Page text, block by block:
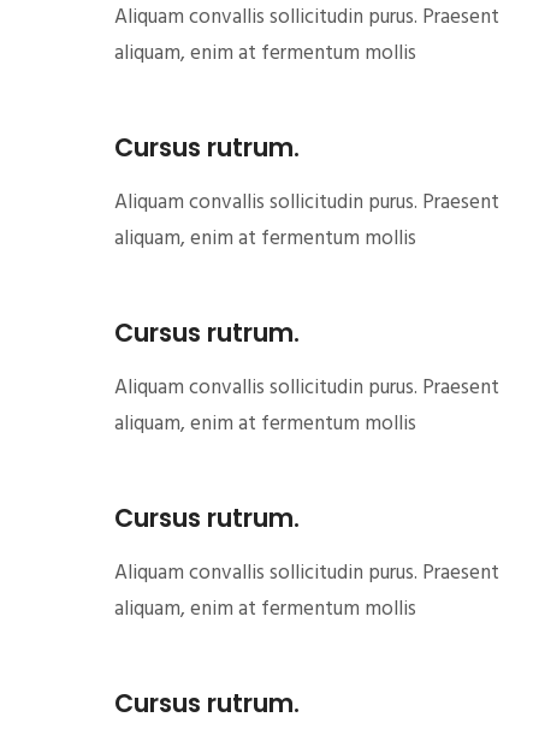
Aliquam convallis sollicitudin purus. Praesent
aliquam, enim at fermentum mollis
Cursus rutrum.
Aliquam convallis sollicitudin purus. Praesent
aliquam, enim at fermentum mollis
Cursus rutrum.
Aliquam convallis sollicitudin purus. Praesent
aliquam, enim at fermentum mollis
Cursus rutrum.
Aliquam convallis sollicitudin purus. Praesent
aliquam, enim at fermentum mollis
Cursus rutrum.